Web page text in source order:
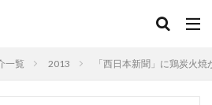
一覧 2013 「西日本新聞」に鶏炭火焼